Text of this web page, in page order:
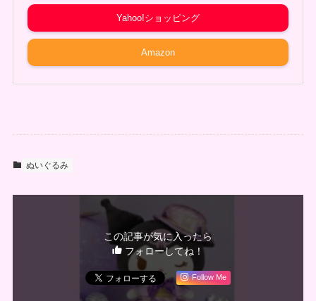
Yahoo!ショッピング
Amazon
ぬいぐるみ
この記事が気に入ったら
フォローしてね！
Follow Me